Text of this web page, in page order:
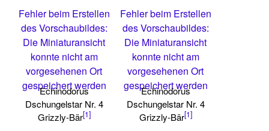
Fehler beim Erstellen
des Vorschaubildes:
Die Miniaturansicht
konnte nicht am
vorgesehenen Ort
gespeichert werden
Echinodorus
Dschungelstar Nr. 4
Grizzly-Bär[1]
Fehler beim Erstellen
des Vorschaubildes:
Die Miniaturansicht
konnte nicht am
vorgesehenen Ort
gespeichert werden
Echinodorus
Dschungelstar Nr. 4
Grizzly-Bär[1]